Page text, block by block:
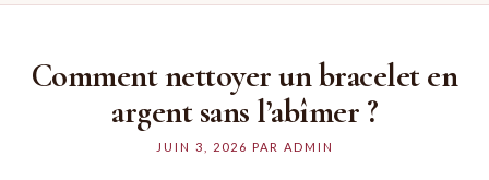
Comment nettoyer un bracelet en
argent sans l’abîmer ?
JUIN 3, 2026 PAR ADMIN